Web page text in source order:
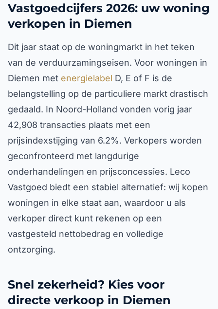
Vastgoedcijfers 2026: uw woning
verkopen in Diemen
Dit jaar staat op de woningmarkt in het teken
van de verduurzamingseisen. Voor woningen in
Diemen met energielabel D, E of F is de
belangstelling op de particuliere markt drastisch
gedaald. In Noord-Holland vonden vorig jaar
42,908 transacties plaats met een
prijsindexstijging van 6.2%. Verkopers worden
geconfronteerd met langdurige
onderhandelingen en prijsconcessies. Leco
Vastgoed biedt een stabiel alternatief: wij kopen
woningen in elke staat aan, waardoor u als
verkoper direct kunt rekenen op een
vastgesteld nettobedrag en volledige
ontzorging.
Snel zekerheid? Kies voor
directe verkoop in Diemen